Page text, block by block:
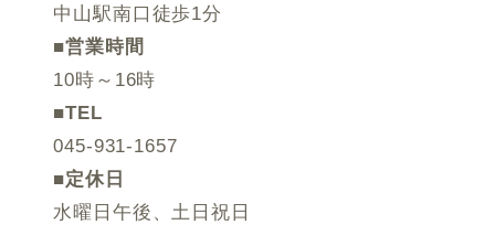
中山駅南口徒歩1分
■営業時間
10時～16時
■TEL
045-931-1657
■定休日
水曜日午後、土日祝日